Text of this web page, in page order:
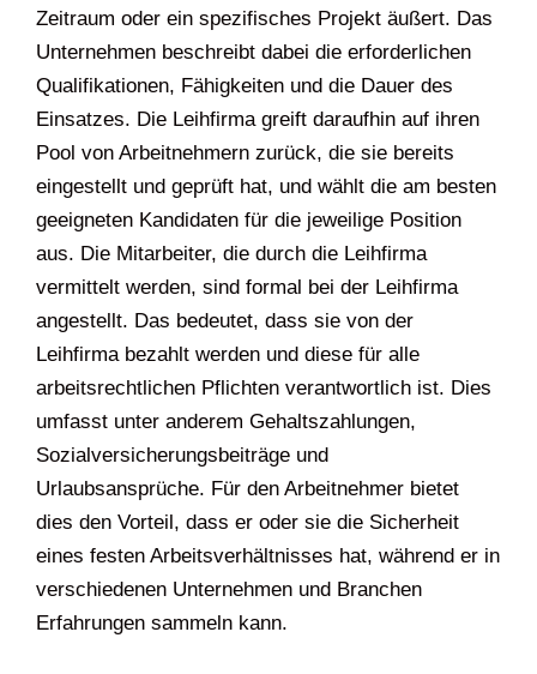
Zeitraum oder ein spezifisches Projekt äußert. Das
Unternehmen beschreibt dabei die erforderlichen
Qualifikationen, Fähigkeiten und die Dauer des
Einsatzes. Die Leihfirma greift daraufhin auf ihren
Pool von Arbeitnehmern zurück, die sie bereits
eingestellt und geprüft hat, und wählt die am besten
geeigneten Kandidaten für die jeweilige Position
aus. Die Mitarbeiter, die durch die Leihfirma
vermittelt werden, sind formal bei der Leihfirma
angestellt. Das bedeutet, dass sie von der
Leihfirma bezahlt werden und diese für alle
arbeitsrechtlichen Pflichten verantwortlich ist. Dies
umfasst unter anderem Gehaltszahlungen,
Sozialversicherungsbeiträge und
Urlaubsansprüche. Für den Arbeitnehmer bietet
dies den Vorteil, dass er oder sie die Sicherheit
eines festen Arbeitsverhältnisses hat, während er in
verschiedenen Unternehmen und Branchen
Erfahrungen sammeln kann.